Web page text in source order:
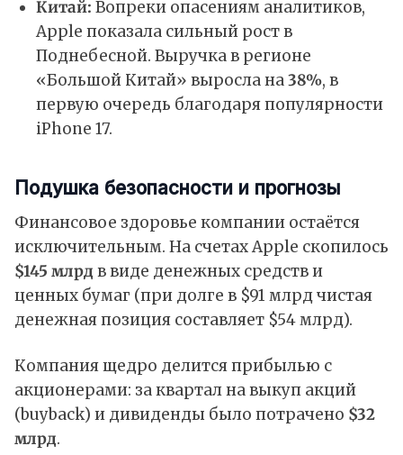
Китай: Вопреки опасениям аналитиков,
Apple показала сильный рост в
Поднебесной. Выручка в регионе
«Большой Китай» выросла на38%, в
первую очередь благодаря популярности
iPhone 17.
Подушка безопасности и прогнозы
Финансовое здоровье компании остаётся
исключительным. На счетах Apple скопилось
$145 млрдв виде денежных средств и
ценных бумаг (при долге в $91 млрд чистая
денежная позиция составляет $54 млрд).
Компания щедро делится прибылью с
акционерами: за квартал на выкуп акций
(buyback) и дивиденды было потрачено $32
млрд.